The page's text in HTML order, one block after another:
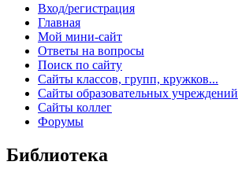
Вход/регистрация
Главная
Мой мини-сайт
Ответы на вопросы
Поиск по сайту
Сайты классов, групп, кружков...
Сайты образовательных учреждений
Сайты коллег
Форумы
Библиотека